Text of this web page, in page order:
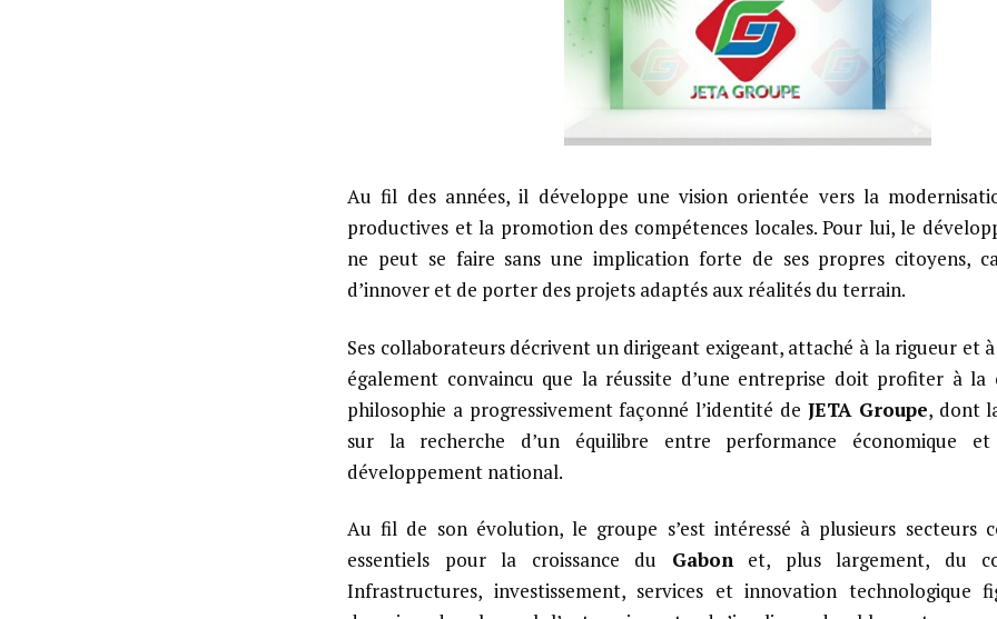
Au fil des années, il développe une vision orientée vers la
productives et la promotion des compétences locales. Pour lui, le
ne peut se faire sans une implication forte de ses propres citoyens,
d’innover et de porter des projets adaptés aux réalités du terrain.
Ses collaborateurs décrivent un dirigeant exigeant, attaché à la rigueur et
également convaincu que la réussite d’une entreprise doit profiter à la
philosophie a progressivement façonné l’identité de JETA Groupe, dont
sur la recherche d’un équilibre entre performance économique
développement national.
Au fil de son évolution, le groupe s’est intéressé à plusieurs secteurs
essentiels pour la croissance du Gabonet, plus largement, du
Infrastructures, investissement, services et innovation technologique